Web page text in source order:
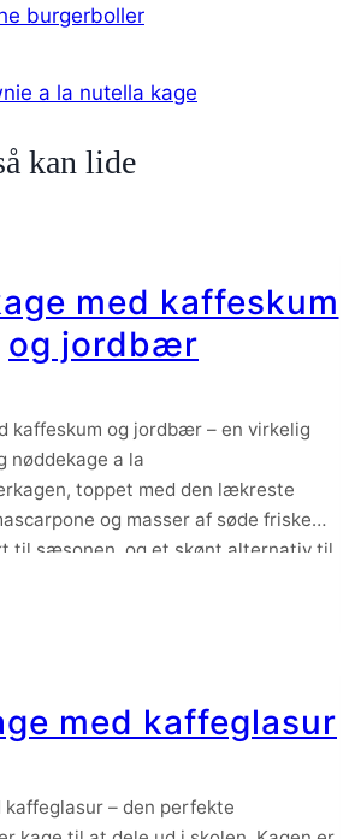
burgerboller
a la nutella kage
kan lide
med kaffeskum
og jordbær
kaffeskum og jordbær – en virkelig
nøddekage a la
toppet med den lækreste
og masser af søde friske
til sæsonen, og et skønt alternativ til
med kaffeglasur
kaffeglasur – den perfekte